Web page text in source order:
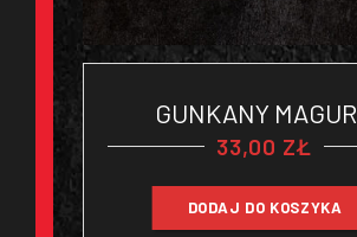
GUNKANY
33,00 ZŁ
DODAJ DO KOSZYKA